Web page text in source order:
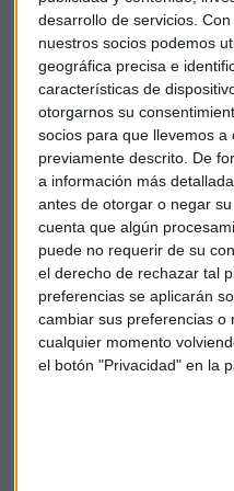
desarrollo de servicios.
nuestros socios podemos
geográfica precisa e
características de
otorgarnos su
socios para que llevemos
previamente descrito. De
a información más
antes de otorgar o negar
cuenta que algún
puede no requerir de su
el derecho de rechazar tal
preferencias se aplicarán
cambiar sus preferencias o
cualquier momento
el botón "Privacidad" en la
Center). Un nuevo centro
cinco ejes de actividad:
cambio climático y
oceánicos, y computación
Escucha el programa El
El día mas largo del año
Este miércoles 21 de junio
el hemisferio norte, un
posición de la Tierra con